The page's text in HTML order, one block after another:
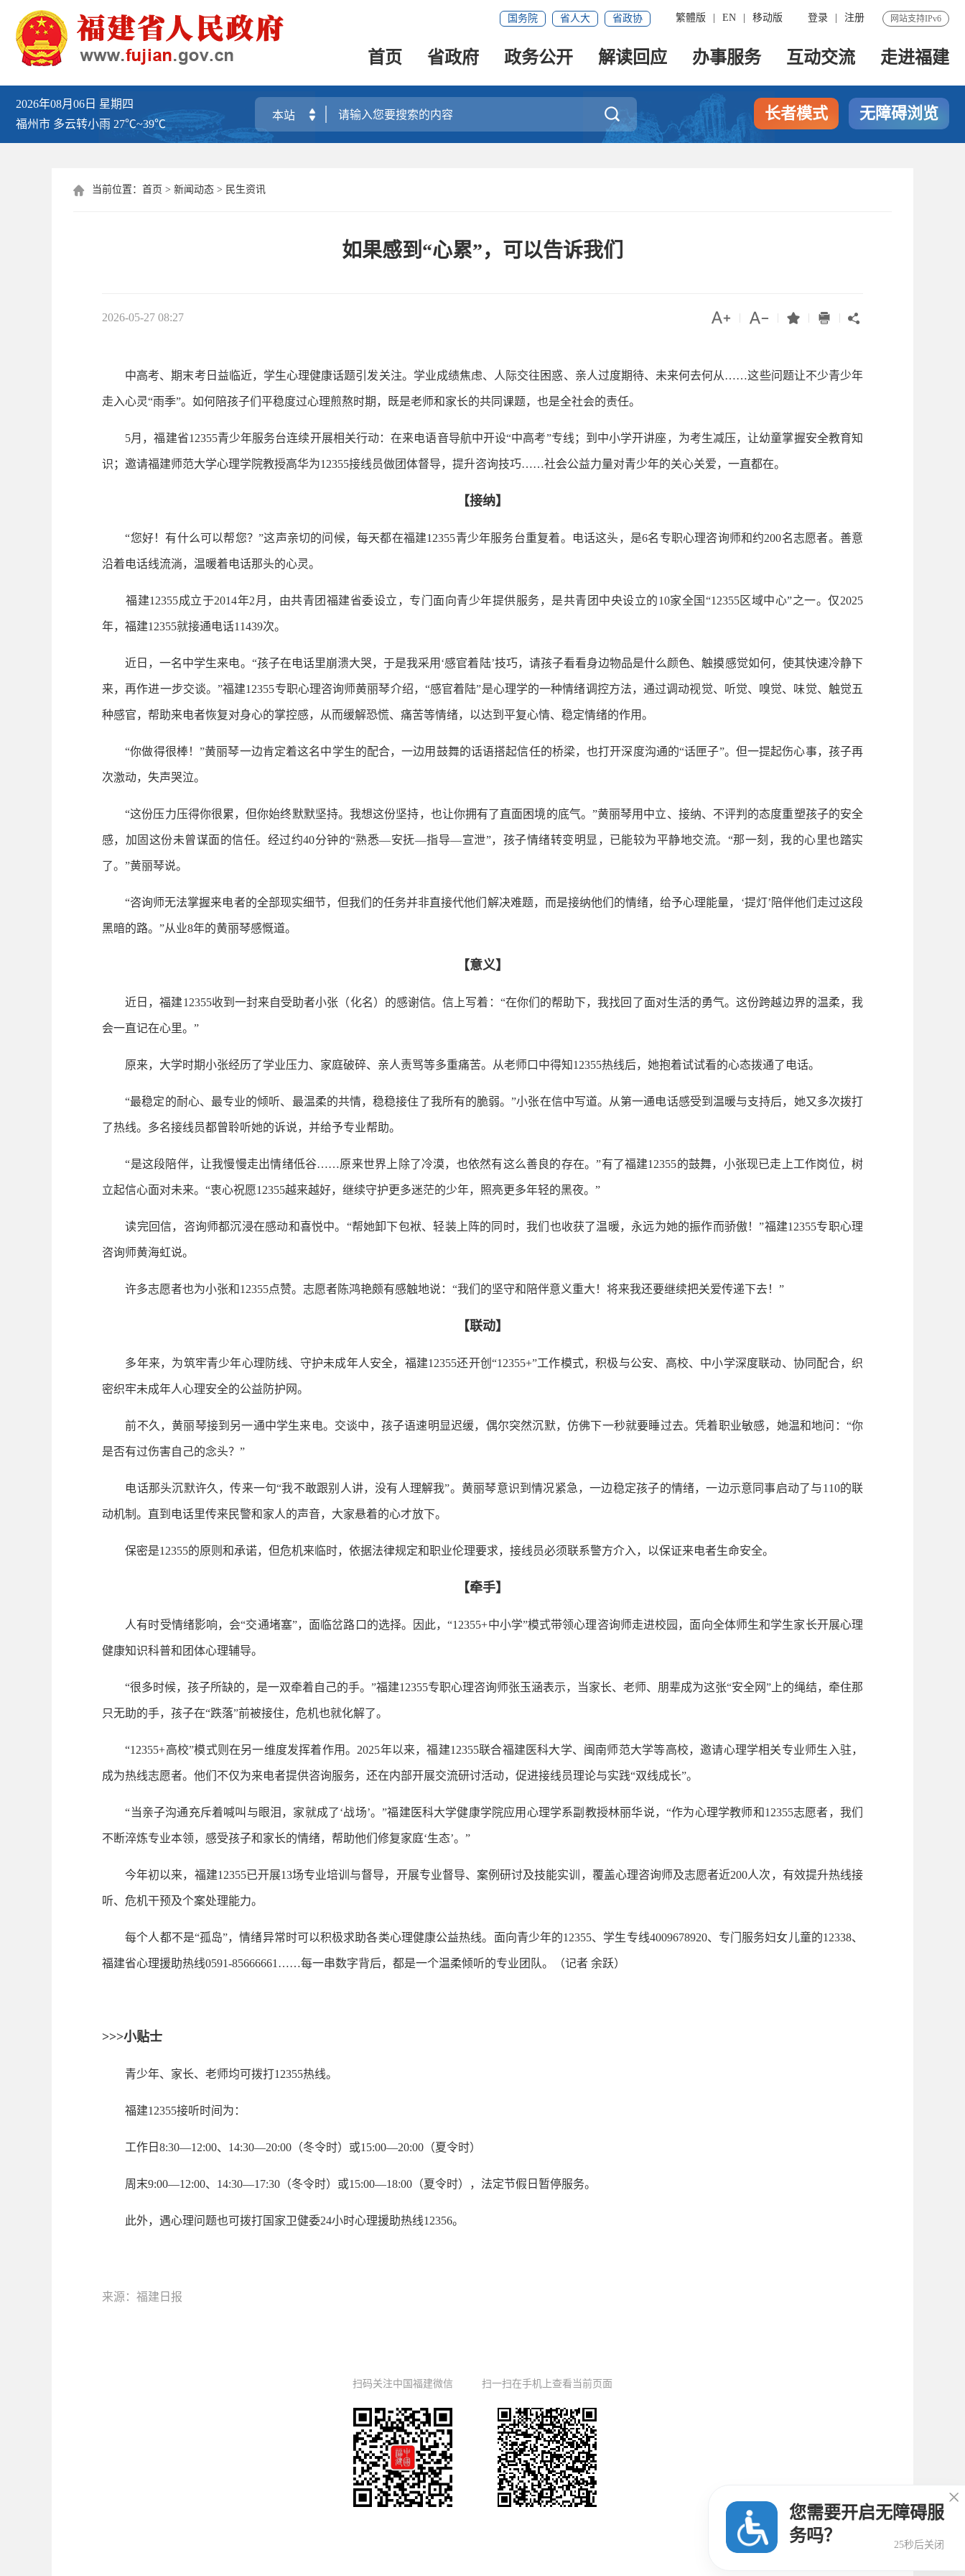
网站支持IPv6
登录 注册
繁體版 EN 移动版
国务院 省人大 省政协
首页 省政府 政务公开 解读回应 办事服务 互动交流 走进福建
2026年08月06日 星期四
福州市 多云转小雨 27℃~39℃
 长者模式 无障碍浏览
 当前位置： 首页 > 新闻动态 > 民生资讯
如果感到“心累”，可以告诉我们
2026-05-27 08:27     
中高考、期末考日益临近，学生心理健康话题引发关注。学业成绩焦虑、人际交往困惑、亲人过度期待、未来何去何从……这些问题让不少青少年
走入心灵“雨季”。如何陪孩子们平稳度过心理煎熬时期，既是老师和家长的共同课题，也是全社会的责任。
5月，福建省12355青少年服务台连续开展相关行动：在来电语音导航中开设“中高考”专线；到中小学开讲座，为考生减压，让幼童掌握安全教育知
识；邀请福建师范大学心理学院教授高华为12355接线员做团体督导，提升咨询技巧……社会公益力量对青少年的关心关爱，一直都在。
【接纳】
“您好！有什么可以帮您？”这声亲切的问候，每天都在福建12355青少年服务台重复着。电话这头，是6名专职心理咨询师和约200名志愿者。善意
沿着电话线流淌，温暖着电话那头的心灵。
福建12355成立于2014年2月，由共青团福建省委设立，专门面向青少年提供服务，是共青团中央设立的10家全国“12355区域中心”之一。仅2025
年，福建12355就接通电话11439次。
近日，一名中学生来电。“孩子在电话里崩溃大哭，于是我采用‘感官着陆’技巧，请孩子看看身边物品是什么颜色、触摸感觉如何，使其快速冷静下
来，再作进一步交谈。”福建12355专职心理咨询师黄丽琴介绍，“感官着陆”是心理学的一种情绪调控方法，通过调动视觉、听觉、嗅觉、味觉、触觉五
种感官，帮助来电者恢复对身心的掌控感，从而缓解恐慌、痛苦等情绪，以达到平复心情、稳定情绪的作用。
“你做得很棒！”黄丽琴一边肯定着这名中学生的配合，一边用鼓舞的话语搭起信任的桥梁，也打开深度沟通的“话匣子”。但一提起伤心事，孩子再
次激动，失声哭泣。
“这份压力压得你很累，但你始终默默坚持。我想这份坚持，也让你拥有了直面困境的底气。”黄丽琴用中立、接纳、不评判的态度重塑孩子的安全
感，加固这份未曾谋面的信任。经过约40分钟的“熟悉—安抚—指导—宣泄”，孩子情绪转变明显，已能较为平静地交流。“那一刻，我的心里也踏实
了。”黄丽琴说。
“咨询师无法掌握来电者的全部现实细节，但我们的任务并非直接代他们解决难题，而是接纳他们的情绪，给予心理能量，‘提灯’陪伴他们走过这段
黑暗的路。”从业8年的黄丽琴感慨道。
【意义】
近日，福建12355收到一封来自受助者小张（化名）的感谢信。信上写着：“在你们的帮助下，我找回了面对生活的勇气。这份跨越边界的温柔，我
会一直记在心里。”
原来，大学时期小张经历了学业压力、家庭破碎、亲人责骂等多重痛苦。从老师口中得知12355热线后，她抱着试试看的心态拨通了电话。
“最稳定的耐心、最专业的倾听、最温柔的共情，稳稳接住了我所有的脆弱。”小张在信中写道。从第一通电话感受到温暖与支持后，她又多次拨打
了热线。多名接线员都曾聆听她的诉说，并给予专业帮助。
“是这段陪伴，让我慢慢走出情绪低谷……原来世界上除了冷漠，也依然有这么善良的存在。”有了福建12355的鼓舞，小张现已走上工作岗位，树
立起信心面对未来。“衷心祝愿12355越来越好，继续守护更多迷茫的少年，照亮更多年轻的黑夜。”
读完回信，咨询师都沉浸在感动和喜悦中。“帮她卸下包袱、轻装上阵的同时，我们也收获了温暖，永远为她的振作而骄傲！”福建12355专职心理
咨询师黄海虹说。
许多志愿者也为小张和12355点赞。志愿者陈鸿艳颇有感触地说：“我们的坚守和陪伴意义重大！将来我还要继续把关爱传递下去！”
【联动】
多年来，为筑牢青少年心理防线、守护未成年人安全，福建12355还开创“12355+”工作模式，积极与公安、高校、中小学深度联动、协同配合，织
密织牢未成年人心理安全的公益防护网。
前不久，黄丽琴接到另一通中学生来电。交谈中，孩子语速明显迟缓，偶尔突然沉默，仿佛下一秒就要睡过去。凭着职业敏感，她温和地问：“你
是否有过伤害自己的念头？”
电话那头沉默许久，传来一句“我不敢跟别人讲，没有人理解我”。黄丽琴意识到情况紧急，一边稳定孩子的情绪，一边示意同事启动了与110的联
动机制。直到电话里传来民警和家人的声音，大家悬着的心才放下。
保密是12355的原则和承诺，但危机来临时，依据法律规定和职业伦理要求，接线员必须联系警方介入，以保证来电者生命安全。
【牵手】
人有时受情绪影响，会“交通堵塞”，面临岔路口的选择。因此，“12355+中小学”模式带领心理咨询师走进校园，面向全体师生和学生家长开展心理
健康知识科普和团体心理辅导。
“很多时候，孩子所缺的，是一双牵着自己的手。”福建12355专职心理咨询师张玉涵表示，当家长、老师、朋辈成为这张“安全网”上的绳结，牵住那
只无助的手，孩子在“跌落”前被接住，危机也就化解了。
“12355+高校”模式则在另一维度发挥着作用。2025年以来，福建12355联合福建医科大学、闽南师范大学等高校，邀请心理学相关专业师生入驻，
成为热线志愿者。他们不仅为来电者提供咨询服务，还在内部开展交流研讨活动，促进接线员理论与实践“双线成长”。
“当亲子沟通充斥着喊叫与眼泪，家就成了‘战场’。”福建医科大学健康学院应用心理学系副教授林丽华说，“作为心理学教师和12355志愿者，我们
不断淬炼专业本领，感受孩子和家长的情绪，帮助他们修复家庭‘生态’。”
今年初以来，福建12355已开展13场专业培训与督导，开展专业督导、案例研讨及技能实训，覆盖心理咨询师及志愿者近200人次，有效提升热线接
听、危机干预及个案处理能力。
每个人都不是“孤岛”，情绪异常时可以积极求助各类心理健康公益热线。面向青少年的12355、学生专线4009678920、专门服务妇女儿童的12338、
福建省心理援助热线0591-85666661……每一串数字背后，都是一个温柔倾听的专业团队。（记者 余跃）
>>>小贴士
青少年、家长、老师均可拨打12355热线。
福建12355接听时间为：
工作日8:30—12:00、14:30—20:00（冬令时）或15:00—20:00（夏令时）
周末9:00—12:00、14:30—17:30（冬令时）或15:00—18:00（夏令时），法定节假日暂停服务。
此外，遇心理问题也可拨打国家卫健委24小时心理援助热线12356。
来源：福建日报
扫码关注中国福建微信 扫一扫在手机上查看当前页面
您需要开启无障碍服
务吗？
25秒后关闭
